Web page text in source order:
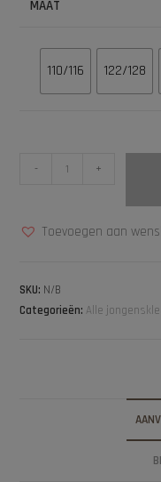
MAAT
110/116 122/128
- +
Toevoegen aan
SKU: N/B
Categorieën: Alle